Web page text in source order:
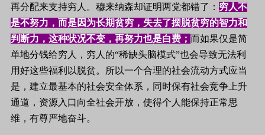
再分配来支持穷人。穆来纳森却证明两党都错了： 穷人不
是不努力，而是因为长期贫穷，失去了摆脱贫穷的智力和
判断力，这种状况不变，再努力也是白费； 而如果仅是简
单地分钱给穷人，穷人的“稀缺头脑模式”也会导致无法利
用好这些福利以脱贫。所以一个合理的社会流动方式应当
是，建立最基本的社会安全体系，同时保有社会竞争上升
通道，资源入口向全社会开放，使得个人能保持正常思
维，有尊严地奋斗。